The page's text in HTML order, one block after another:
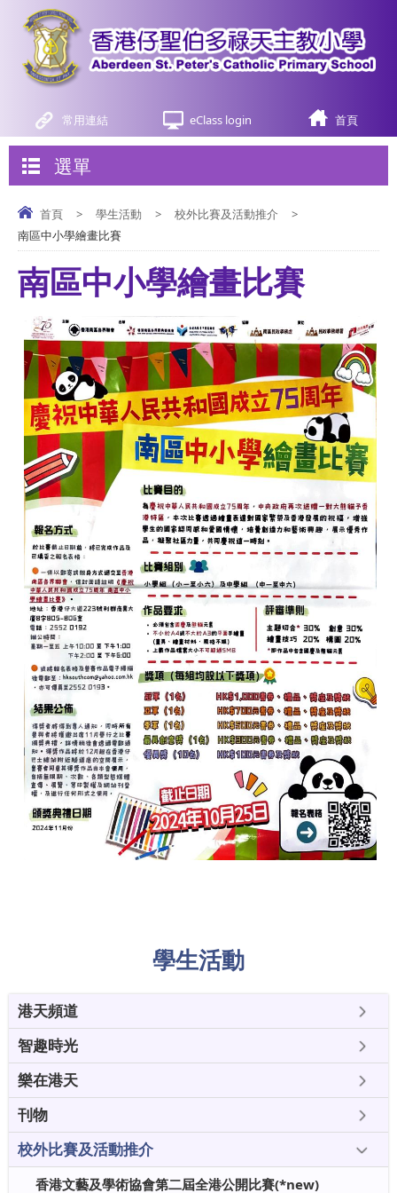
常用連結 eClass login 首頁
選單
首頁 > 學生活動 > 校外比賽及活動推介
>
南區中小學繪畫比賽
南區中小學繪畫比賽
學生活動
港天頻道
智趣時光
樂在港天
刊物
校外比賽及活動推介
香港文藝及學術協會第二屆全港公開比賽(*new)